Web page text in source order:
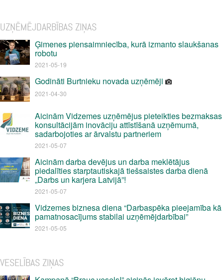
UZŅĒMĒJDARBĪBAS ZIŅAS
Ģimenes piensaimniecība, kurā izmanto slaukšanas
robotu
2021-05-19
Godināti Burtnieku novada uzņēmēji
2021-04-30
Aicinām Vidzemes uzņēmējus pieteikties bezmaksas
konsultācijām inovāciju attīstīšanā uzņēmumā,
sadarbojoties ar ārvalstu partneriem
2021-05-07
Aicinām darba devējus un darba meklētājus
piedalīties starptautiskajā tiešsaistes darba dienā
„Darbs un karjera Latvijā”!
2021-05-07
Vidzemes biznesa diena “Darbaspēka pieejamība kā
pamatnosacījums stabilai uzņēmējdarbībai”
2021-05-05
VESELĪBAS ZIŅAS